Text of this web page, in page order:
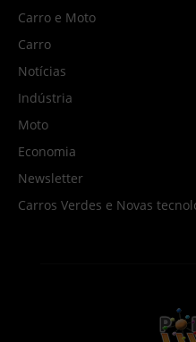
Carro e Moto
Carro
Notícias
Indústria
Moto
Economia
Newsletter
Carros Verdes e Novas